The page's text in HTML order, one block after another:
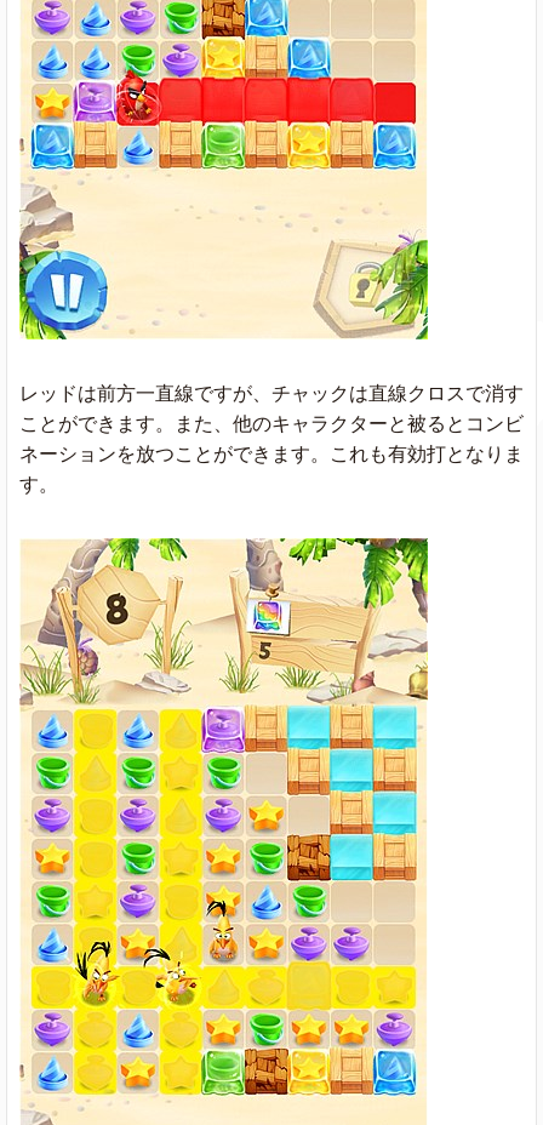
レッドは前方一直線ですが、チャックは直線クロスで消す
ことができます。また、他のキャラクターと被るとコンビ
ネーションを放つことができます。これも有効打となりま
す。